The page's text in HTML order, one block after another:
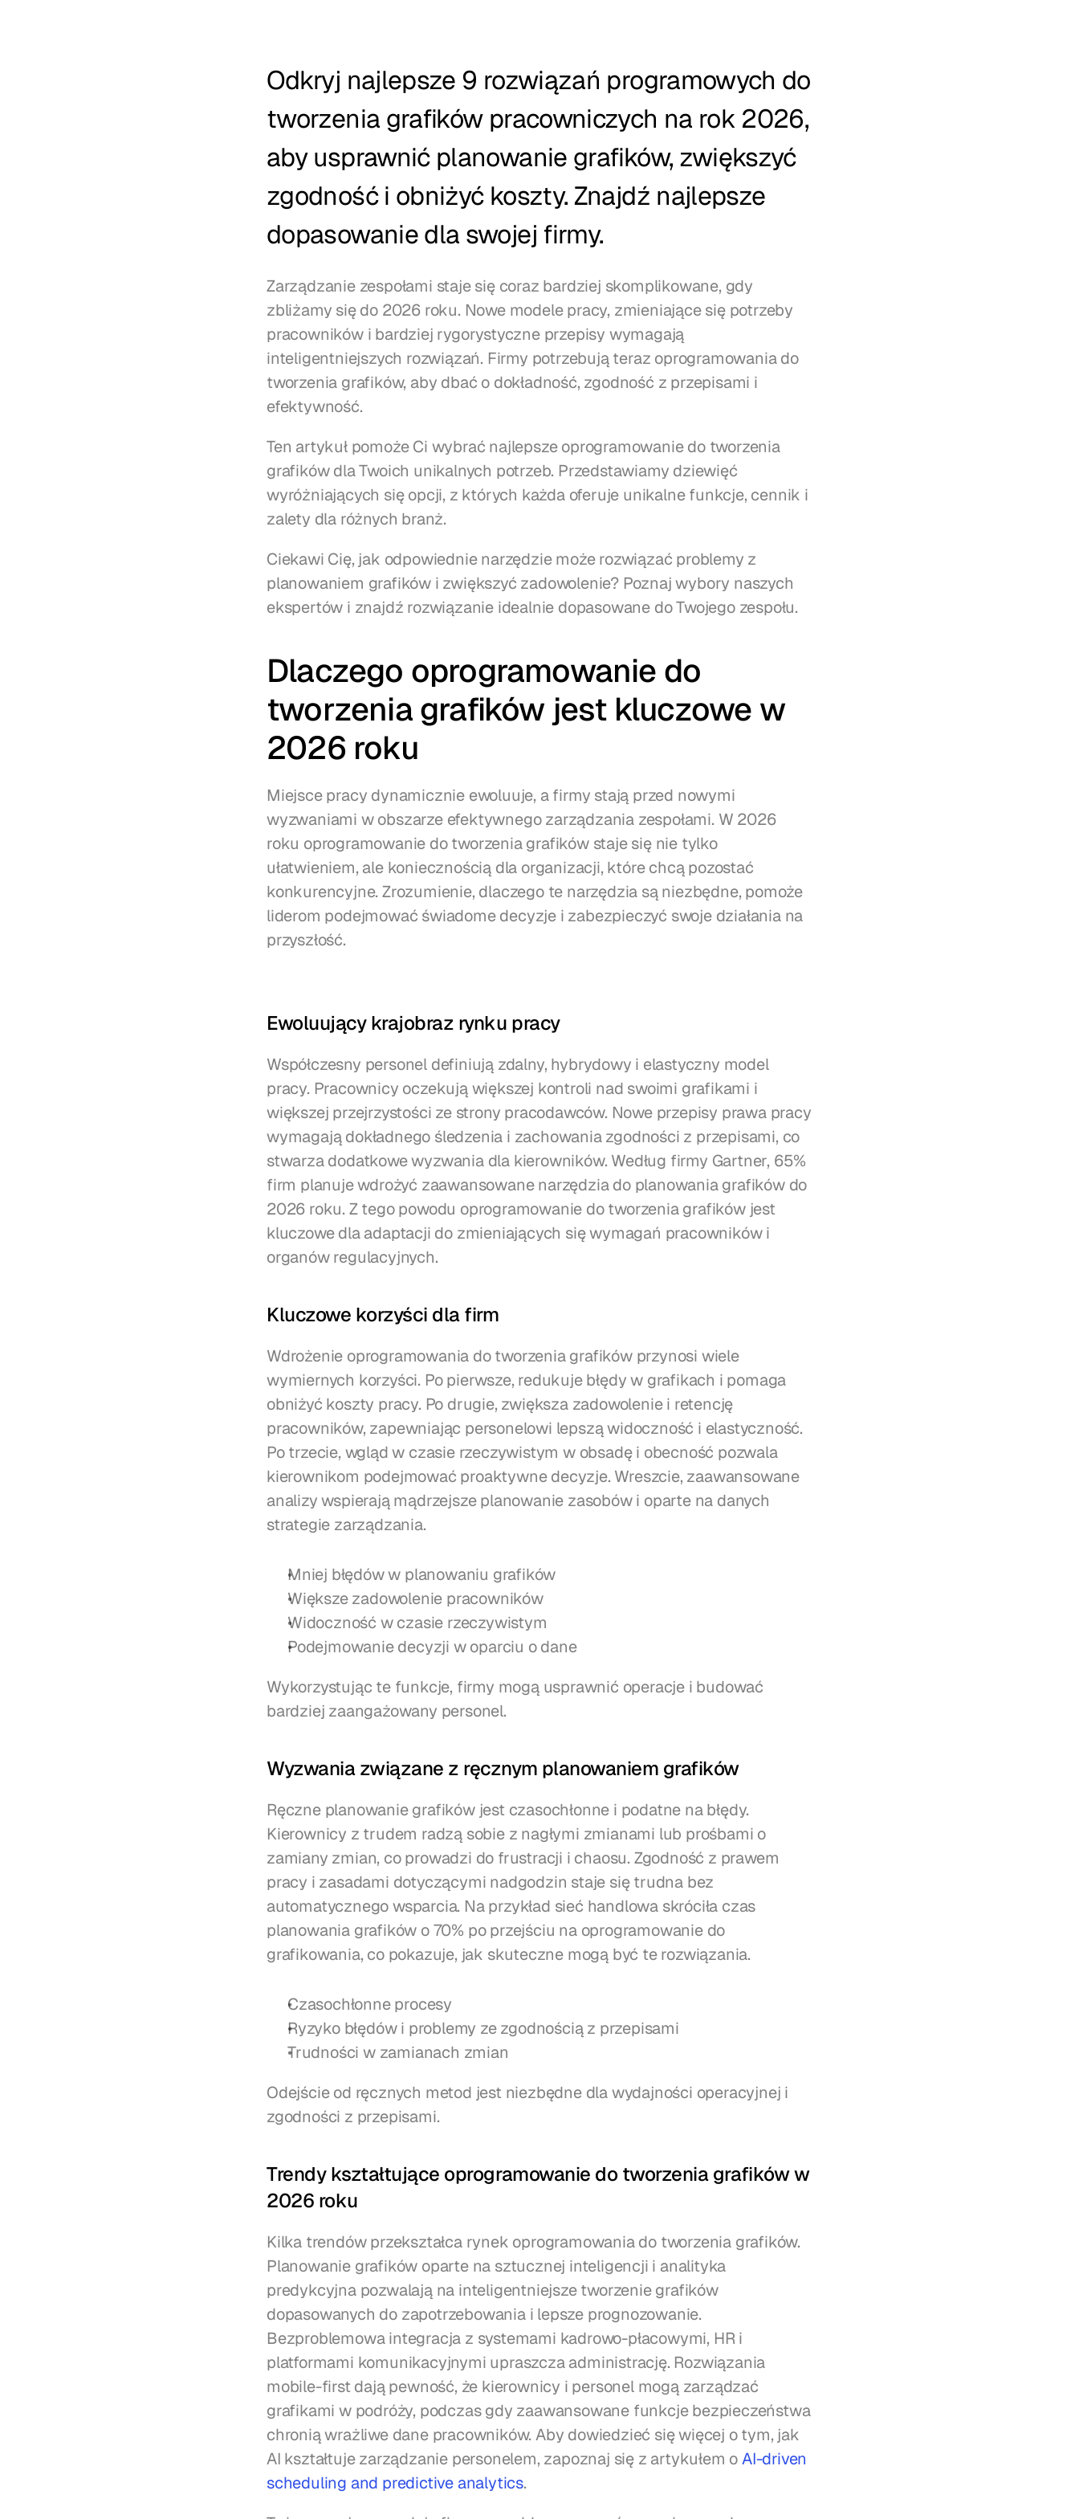
Odkryj najlepsze 9 rozwiązań programowych do
tworzenia grafików pracowniczych na rok 2026,
aby usprawnić planowanie grafików, zwiększyć
zgodność i obniżyć koszty. Znajdź najlepsze
dopasowanie dla swojej firmy.
Zarządzanie zespołami staje się coraz bardziej skomplikowane, gdy
zbliżamy się do 2026 roku. Nowe modele pracy, zmieniające się potrzeby
pracowników i bardziej rygorystyczne przepisy wymagają
inteligentniejszych rozwiązań. Firmy potrzebują teraz oprogramowania do
tworzenia grafików, aby dbać o dokładność, zgodność z przepisami i
efektywność.
Ten artykuł pomoże Ci wybrać najlepsze oprogramowanie do tworzenia
grafików dla Twoich unikalnych potrzeb. Przedstawiamy dziewięć
wyróżniających się opcji, z których każda oferuje unikalne funkcje, cennik i
zalety dla różnych branż.
Ciekawi Cię, jak odpowiednie narzędzie może rozwiązać problemy z
planowaniem grafików i zwiększyć zadowolenie? Poznaj wybory naszych
ekspertów i znajdź rozwiązanie idealnie dopasowane do Twojego zespołu.
Dlaczego oprogramowanie do
tworzenia grafików jest kluczowe w
2026 roku
Miejsce pracy dynamicznie ewoluuje, a firmy stają przed nowymi
wyzwaniami w obszarze efektywnego zarządzania zespołami. W 2026
roku oprogramowanie do tworzenia grafików staje się nie tylko
ułatwieniem, ale koniecznością dla organizacji, które chcą pozostać
konkurencyjne. Zrozumienie, dlaczego te narzędzia są niezbędne, pomoże
liderom podejmować świadome decyzje i zabezpieczyć swoje działania na
przyszłość.
Ewoluujący krajobraz rynku pracy
Współczesny personel definiują zdalny, hybrydowy i elastyczny model
pracy. Pracownicy oczekują większej kontroli nad swoimi grafikami i
większej przejrzystości ze strony pracodawców. Nowe przepisy prawa pracy
wymagają dokładnego śledzenia i zachowania zgodności z przepisami, co
stwarza dodatkowe wyzwania dla kierowników. Według firmy Gartner, 65%
firm planuje wdrożyć zaawansowane narzędzia do planowania grafików do
2026 roku. Z tego powodu oprogramowanie do tworzenia grafików jest
kluczowe dla adaptacji do zmieniających się wymagań pracowników i
organów regulacyjnych.
Kluczowe korzyści dla firm
Wdrożenie oprogramowania do tworzenia grafików przynosi wiele
wymiernych korzyści. Po pierwsze, redukuje błędy w grafikach i pomaga
obniżyć koszty pracy. Po drugie, zwiększa zadowolenie i retencję
pracowników, zapewniając personelowi lepszą widoczność i elastyczność.
Po trzecie, wgląd w czasie rzeczywistym w obsadę i obecność pozwala
kierownikom podejmować proaktywne decyzje. Wreszcie, zaawansowane
analizy wspierają mądrzejsze planowanie zasobów i oparte na danych
strategie zarządzania.
Mniej błędów w planowaniu grafików
Większe zadowolenie pracowników
Widoczność w czasie rzeczywistym
Podejmowanie decyzji w oparciu o dane
Wykorzystując te funkcje, firmy mogą usprawnić operacje i budować
bardziej zaangażowany personel.
Wyzwania związane z ręcznym planowaniem grafików
Ręczne planowanie grafików jest czasochłonne i podatne na błędy.
Kierownicy z trudem radzą sobie z nagłymi zmianami lub prośbami o
zamiany zmian, co prowadzi do frustracji i chaosu. Zgodność z prawem
pracy i zasadami dotyczącymi nadgodzin staje się trudna bez
automatycznego wsparcia. Na przykład sieć handlowa skróciła czas
planowania grafików o 70% po przejściu na oprogramowanie do
grafikowania, co pokazuje, jak skuteczne mogą być te rozwiązania.
Czasochłonne procesy
Ryzyko błędów i problemy ze zgodnością z przepisami
Trudności w zamianach zmian
Odejście od ręcznych metod jest niezbędne dla wydajności operacyjnej i
zgodności z przepisami.
Trendy kształtujące oprogramowanie do tworzenia grafików w
2026 roku
Kilka trendów przekształca rynek oprogramowania do tworzenia grafików.
Planowanie grafików oparte na sztucznej inteligencji i analityka
predykcyjna pozwalają na inteligentniejsze tworzenie grafików
dopasowanych do zapotrzebowania i lepsze prognozowanie.
Bezproblemowa integracja z systemami kadrowo-płacowymi, HR i
platformami komunikacyjnymi upraszcza administrację. Rozwiązania
mobile-first dają pewność, że kierownicy i personel mogą zarządzać
grafikami w podróży, podczas gdy zaawansowane funkcje bezpieczeństwa
chronią wrażliwe dane pracowników. Aby dowiedzieć się więcej o tym, jak
AI kształtuje zarządzanie personelem, zapoznaj się z artykułem o AI-driven
scheduling and predictive analytics.